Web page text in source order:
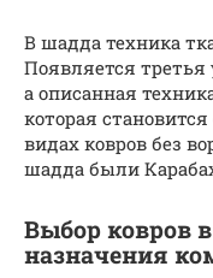
В шадда техника
Появляется
а описанная
которая
видах ковров без
шадда были
Выбор ковров
назначения